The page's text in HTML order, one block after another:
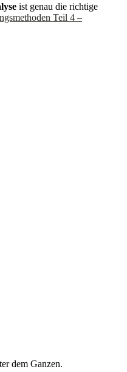
ist genau die richtige
Teil 4 –
dem Ganzen.